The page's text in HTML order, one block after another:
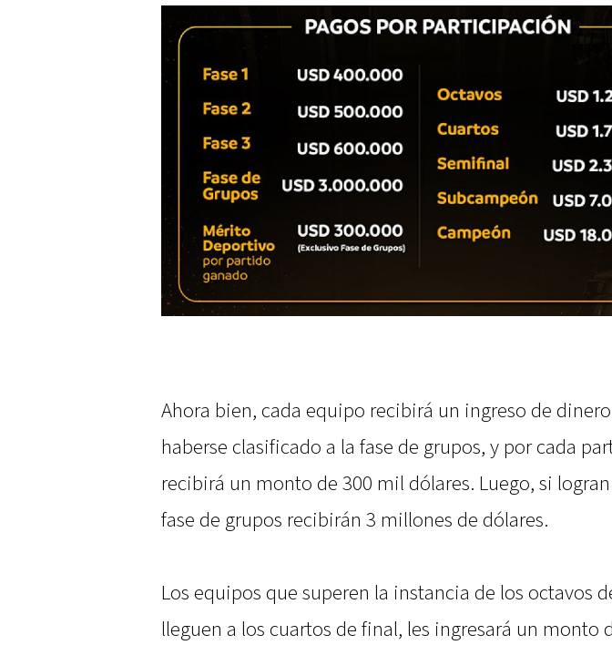
Ahora bien, cada equipo recibirá un ingreso de
haberse clasificado a la fase de grupos, y por cada
recibirá un monto de 300 mil dólares. Luego, si
fase de grupos recibirán 3 millones de dólares.
Los equipos que superen la instancia de los octavos
lleguen a los cuartos de final, les ingresará un monto